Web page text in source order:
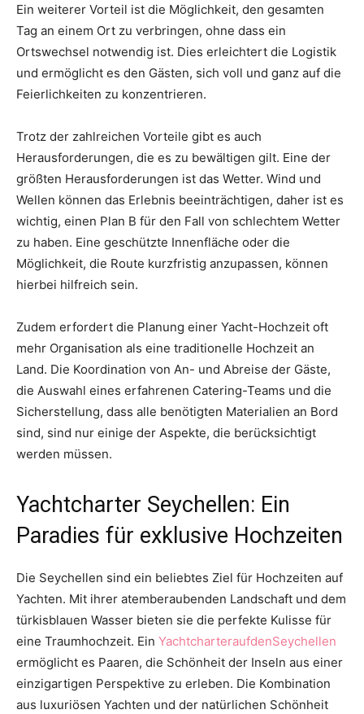
Ein weiterer Vorteil ist die Möglichkeit, den gesamten
Tag an einem Ort zu verbringen, ohne dass ein
Ortswechsel notwendig ist. Dies erleichtert die Logistik
und ermöglicht es den Gästen, sich voll und ganz auf die
Feierlichkeiten zu konzentrieren.
Trotz der zahlreichen Vorteile gibt es auch
Herausforderungen, die es zu bewältigen gilt. Eine der
größten Herausforderungen ist das Wetter. Wind und
Wellen können das Erlebnis beeinträchtigen, daher ist es
wichtig, einen Plan B für den Fall von schlechtem Wetter
zu haben. Eine geschützte Innenfläche oder die
Möglichkeit, die Route kurzfristig anzupassen, können
hierbei hilfreich sein.
Zudem erfordert die Planung einer Yacht-Hochzeit oft
mehr Organisation als eine traditionelle Hochzeit an
Land. Die Koordination von An- und Abreise der Gäste,
die Auswahl eines erfahrenen Catering-Teams und die
Sicherstellung, dass alle benötigten Materialien an Bord
sind, sind nur einige der Aspekte, die berücksichtigt
werden müssen.
Yachtcharter Seychellen: Ein
Paradies für exklusive Hochzeiten
Die Seychellen sind ein beliebtes Ziel für Hochzeiten auf
Yachten. Mit ihrer atemberaubenden Landschaft und dem
türkisblauen Wasser bieten sie die perfekte Kulisse für
eine Traumhochzeit. Ein YachtcharteraufdenSeychellen
ermöglicht es Paaren, die Schönheit der Inseln aus einer
einzigartigen Perspektive zu erleben. Die Kombination
aus luxuriösen Yachten und der natürlichen Schönheit